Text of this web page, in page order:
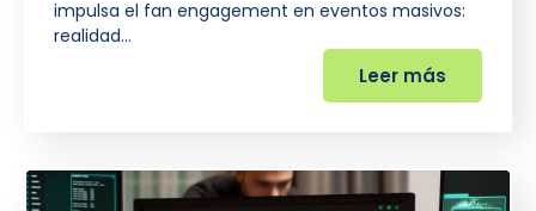
impulsa el fan engagement en eventos masivos:
realidad…
Leer más